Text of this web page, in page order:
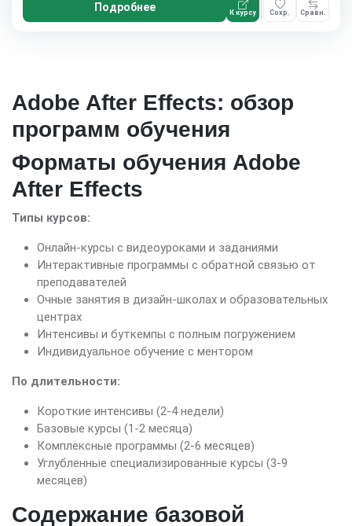
Подробнее К курсу Сохр. Сравн.
Adobe After Effects: обзор
программ обучения
Форматы обучения Adobe
After Effects
Типы курсов:
Онлайн-курсы с видеоуроками и заданиями
Интерактивные программы с обратной связью от
преподавателей
Очные занятия в дизайн-школах и образовательных
центрах
Интенсивы и буткемпы с полным погружением
Индивидуальное обучение с ментором
По длительности:
Короткие интенсивы (2-4 недели)
Базовые курсы (1-2 месяца)
Комплексные программы (2-6 месяцев)
Углубленные специализированные курсы (3-9
месяцев)
Содержание базовой